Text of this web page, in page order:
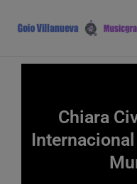
contenido
Chiara